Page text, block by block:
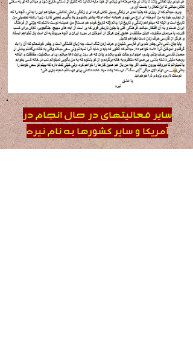
سایر فعالیتهای در حال انجام در
آمریکا و سایر کشورها به نام نیره